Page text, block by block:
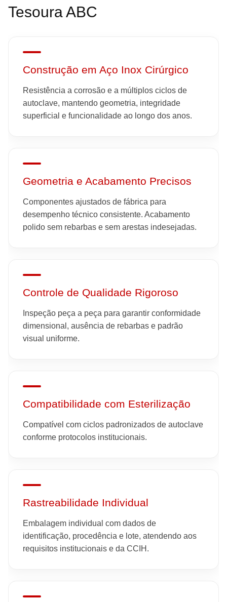
Tesoura ABC
Construção em Aço Inox Cirúrgico
Resistência a corrosão e a múltiplos ciclos de
autoclave, mantendo geometria, integridade
superficial e funcionalidade ao longo dos anos.
Geometria e Acabamento Precisos
Componentes ajustados de fábrica para
desempenho técnico consistente. Acabamento
polido sem rebarbas e sem arestas indesejadas.
Controle de Qualidade Rigoroso
Inspeção peça a peça para garantir conformidade
dimensional, ausência de rebarbas e padrão
visual uniforme.
Compatibilidade com Esterilização
Compatível com ciclos padronizados de autoclave
conforme protocolos institucionais.
Rastreabilidade Individual
Embalagem individual com dados de
identificação, procedência e lote, atendendo aos
requisitos institucionais e da CCIH.